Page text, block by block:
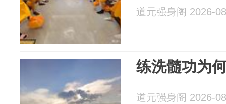
道元强身阁 2026-
练洗髓功为
道元强身阁 2026-